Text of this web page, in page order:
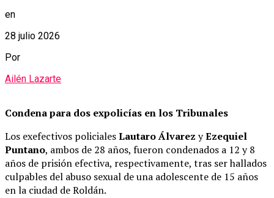
en
28 julio 2026
Por
Ailén Lazarte
Condena para dos expolicías en los Tribunales
Los exefectivos policialesLautaro Álvarez yEzequiel
Puntano, ambos de 28 años, fueron condenados a 12 y 8
años de prisión efectiva, respectivamente, tras ser hallados
culpables del abuso sexual de una adolescente de 15 años
en la ciudad de Roldán.